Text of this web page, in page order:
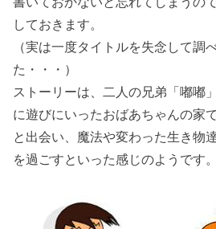
しておきます。
（実は一度タイトルを失念して調
た・・・）
ストーリーは、二人の兄弟「嘟嘟
に遊びにいったおばあちゃんの家
と出会い、魔法や変わった生き物
を過ごすといった感じのようです。